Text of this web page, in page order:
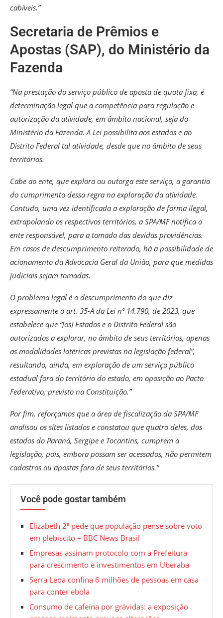
cabíveis.”
Secretaria de Prêmios e
Apostas (SAP), do Ministério da
Fazenda
“Na prestação do serviço público de aposta de quota fixa, é
determinação legal que a competência para regulação e
autorização da atividade, em âmbito nacional, seja do
Ministério da Fazenda. A Lei possibilita aos estados e ao
Distrito Federal tal atividade, desde que no âmbito de seus
territórios.
Cabe ao ente, que explora ou outorga este serviço, a garantia
do cumprimento dessa regra na exploração da atividade.
Contudo, uma vez identificada a exploração de forma ilegal,
extrapolando os respectivos territórios, a SPA/MF notifica o
ente responsável, para a tomada das devidas providências.
Em casos de descumprimento reiterado, há a possibilidade de
acionamento da Advocacia Geral da União, para que medidas
judiciais sejam tomadas.
O problema legal é o descumprimento do que diz
expressamente o art. 35-A da Lei nº 14.790, de 2023, que
estabelece que “[os] Estados e o Distrito Federal são
autorizados a explorar, no âmbito de seus territórios, apenas
as modalidades lotéricas previstas na legislação federal”,
resultando, ainda, em exploração de um serviço público
estadual fora do território do estado, em oposição ao Pacto
Federativo, previsto na Constituição.”
Por fim, reforçamos que a área de fiscalização da SPA/MF
analisou os sites listados e constatou que quatro deles, dos
estados do Paraná, Sergipe e Tocantins, cumprem a
legislação, pois, embora possam ser acessados, não permitem
cadastros ou apostas fora de seus territórios.”
Você pode gostar também
Elizabeth 2ª pede que população pense sobre voto
em plebiscito – BBC News Brasil
Empresas assinam protocolo com a Prefeitura
para crescimento e investimentos em Uberaba
Serra Leoa confina 6 milhões de pessoas em casa
para conter ebola
Consumo de cafeína por grávidas: a exposição